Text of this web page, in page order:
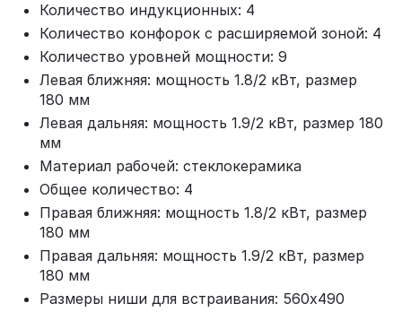
Количество индукционных: 4
Количество конфорок с расширяемой зоной: 4
Количество уровней мощности: 9
Левая ближняя: мощность 1.8/2 кВт, размер
180 мм
Левая дальняя: мощность 1.9/2 кВт, размер 180
мм
Материал рабочей: стеклокерамика
Общее количество: 4
Правая ближняя: мощность 1.8/2 кВт, размер
180 мм
Правая дальняя: мощность 1.9/2 кВт, размер
180 мм
Размеры ниши для встраивания: 560x490